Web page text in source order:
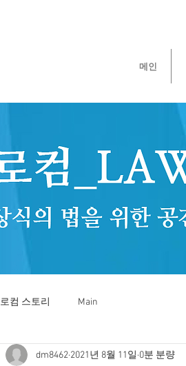
메인
로컴 스토리 Main
dm8462 2021년 8월 11일 0분 분량